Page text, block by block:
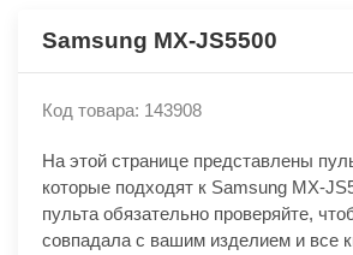
Samsung MX-JS5500
Код товара: 143908
На этой странице представлены
которые подходят к Samsung MX-
пульта обязательно проверяйте,
совпадала с вашим изделием и все